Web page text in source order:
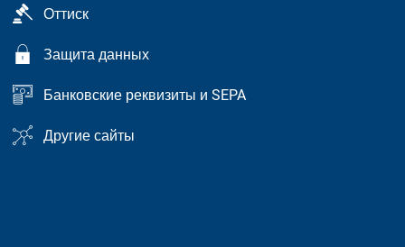
Оттиск
Защита данных
Банковские реквизиты и SEPA
Другие сайты